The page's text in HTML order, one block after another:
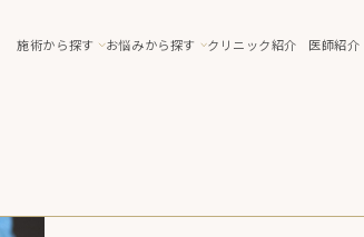
施術から探す
お悩みから探す クリニック紹介 医師紹介